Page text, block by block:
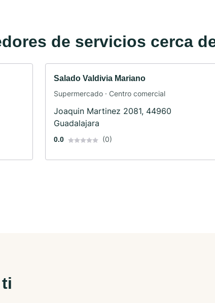
de servicios cerca
Salado Valdivia Mariano
Supermercado · Centro comercial
Joaquin Martinez 2081, 44960
Guadalajara
0.0 (0)